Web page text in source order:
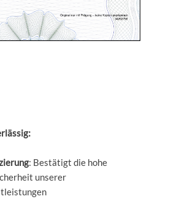
: Bestätigt die hohe
unserer